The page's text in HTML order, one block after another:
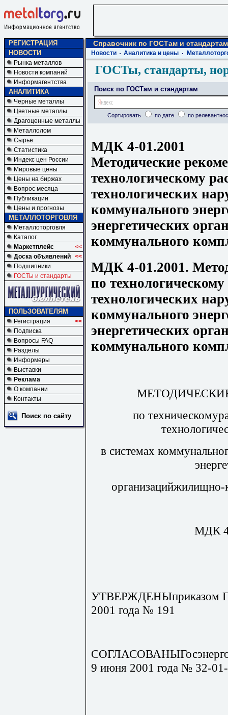
РЕГИСТРАЦИЯ
НОВОСТИ
Рынка металлов
Новости компаний
Информагентства
АНАЛИТИКА
Черные металлы
Цветные металлы
Драгоценные металлы
Металлолом
Сырье
Статистика
Индекс цен России
Мировые цены
Цены на биржах
Вопрос месяца
Публикации
Цены и прогнозы
МЕТАЛЛОТОРГОВЛЯ
Металлоторговля
Каталог
Маркетплейс
<<
Доска объявлений <<
Подшипники
ГОСТы и стандарты
ПОЛЬЗОВАТЕЛЯМ
Регистрация
<<
Подписка
Вопросы FAQ
Разделы
Информеры
Выставки
Реклама
О компании
Контакты
Поиск по сайту
Справочник по ГОСТам и стандартам
Новости Аналитика и цены
ГОСТы, стандарты,
Поиск по ГОСТам и стандартам
Сортировать по дате по
МДК 4-01.2001
Методические
технологическому
технологических
коммунального
энергетических
коммунального
МДК 4-01.2001.
по
технологических
коммунального
энергетических
коммунального
по
в системах
организацийжилищно-
МДК
УТВЕРЖДЕНЫприказом
2001 года № 191
9 июня 2001 года № 32-